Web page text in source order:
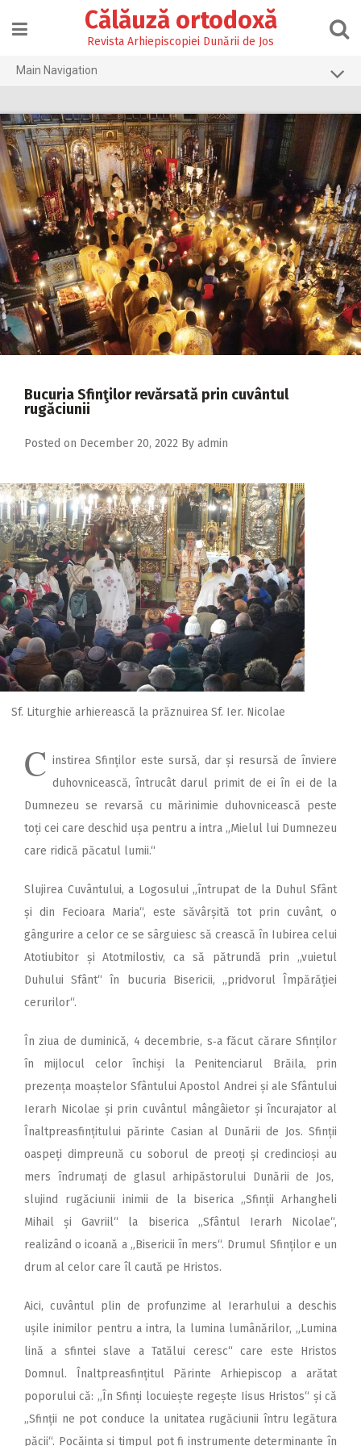
content
Călăuză ortodoxă
Revista Arhiepiscopiei Dunării de Jos
Main Navigation
2026
2025
2024
2023
2022
2021
2020
2019
2017
2014
2013
2012
2011
2010
2009
Bucuria Sfinţilor revărsată prin cuvântul
rugăciunii
Posted on December 20, 2022 By admin
Sf. Liturghie arhierească la prăznuirea Sf. Ier. Nicolae
C instirea Sfinților este sursă, dar și resursă de înviere
duhovnicească, întrucât darul primit de ei în ei de la
Dumnezeu se revarsă cu mărinimie duhovnicească peste
toți cei care deschid ușa pentru a intra „Mielul lui Dumnezeu
care ridică păcatul lumii.“
Slujirea Cuvântului, a Logosului „întrupat de la Duhul Sfânt
și din Fecioara Maria“, este săvârșită tot prin cuvânt, o
gângurire a celor ce se sârguiesc să crească în Iubirea celui
Atotiubitor și Atotmilostiv, ca să pătrundă prin „vuietul
Duhului Sfânt“ în bucuria Bisericii, „pridvorul Împărăției
cerurilor“.
În ziua de duminică, 4 decembrie, s‑a făcut cărare Sfinților
în mijlocul celor închiși la Penitenciarul Brăila, prin
prezența moaștelor Sfântului Apostol Andrei și ale Sfântului
Ierarh Nicolae și prin cuvântul mângâietor și încurajator al
Înaltpreasfințitului părinte Casian al Dunării de Jos. Sfinții
oaspeți dimpreună cu soborul de preoți și credincioși au
mers îndrumați de glasul arhipăstorului Dunării de Jos,
slujind rugăciunii inimii de la biserica ,,Sfinții Arhangheli
Mihail și Gavriil“ la biserica ,,Sfântul Ierarh Nicolae“,
realizând o icoană a „Bisericii în mers“. Drumul Sfinților e un
drum al celor care îl caută pe Hristos.
Aici, cuvântul plin de profunzime al Ierarhului a deschis
ușile inimilor pentru a intra, la lumina lumânărilor, „Lumina
lină a sfintei slave a Tatălui ceresc“ care este Hristos
Domnul. Înaltpreasfințitul Părinte Arhiepiscop a arătat
poporului că: „În Sfinți locuiește regește Iisus Hristos“ și că
„Sfinții ne pot conduce la unitatea rugăciunii întru legătura
păcii“. Pocăința și timpul pot fi instrumente determinante în